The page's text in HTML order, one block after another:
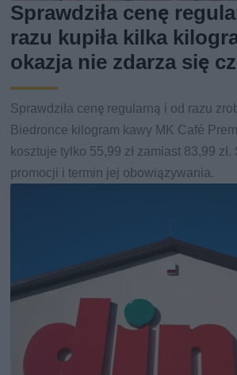
Sprawdziła cenę
razu kupiła kilka
okazja nie zdarza się
Sprawdziła cenę regularną i od razu
Biedronce kilogram kawy MK Café
kosztuje tylko 55,99 zł zamiast 83,99
promocji i termin jej obowiązywania.